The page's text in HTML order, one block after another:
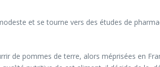
et se tourne vers des études de
de pommes de terre, alors méprisées en